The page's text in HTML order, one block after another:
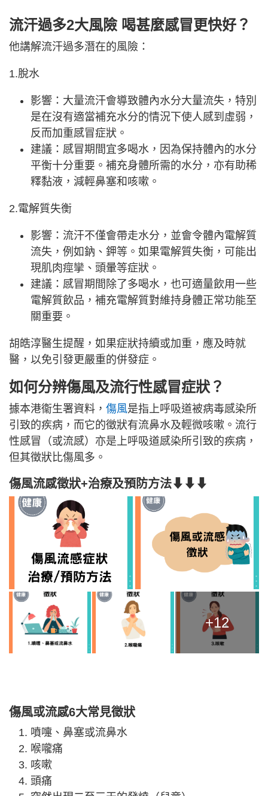
流汗過多2大風險 喝甚麼感冒更快好？
他講解流汗過多潛在的風險：
1.脫水
影響：大量流汗會導致體內水分大量流失，特別
是在沒有適當補充水分的情況下使人感到虛弱，
反而加重感冒症狀。
建議：感冒期間宜多喝水，因為保持體內的水分
平衡十分重要。補充身體所需的水分，亦有助稀
釋黏液，減輕鼻塞和咳嗽。
2.電解質失衡
影響：流汗不僅會帶走水分，並會令體內電解質
流失，例如鈉、鉀等。如果電解質失衡，可能出
現肌肉痙攣、頭暈等症狀。
建議：感冒期間除了多喝水，也可適量飲用一些
電解質飲品，補充電解質對維持身體正常功能至
關重要。
胡皓淳醫生提醒，如果症狀持續或加重，應及時就
醫，以免引發更嚴重的併發症。
如何分辨傷風及流行性感冒症狀？
據本港衞生署資料， 傷風是指上呼吸道被病毒感染所
引致的疾病，而它的徵狀有流鼻水及輕微咳嗽。流行
性感冒（或流感）亦是上呼吸道感染所引致的疾病，
但其徵狀比傷風多。
傷風流感徵狀+治療及預防方法⬇⬇⬇
+12
傷風或流感6大常見徵狀
噴嚏、鼻塞或流鼻水
喉嚨痛
咳嗽
頭痛